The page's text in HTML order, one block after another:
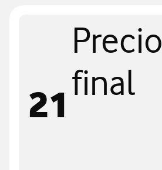
21
Precio
final